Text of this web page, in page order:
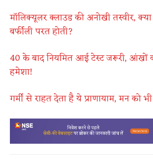
मॉलिक्यूलर क्लाउड की अनोखी तस्वीर,
बर्फीली परत होती?
40 के बाद नियमित आई टेस्ट जरूरी, आंखों
हमेशा!
गर्मी से राहत देता है ये प्राणायाम, मन को